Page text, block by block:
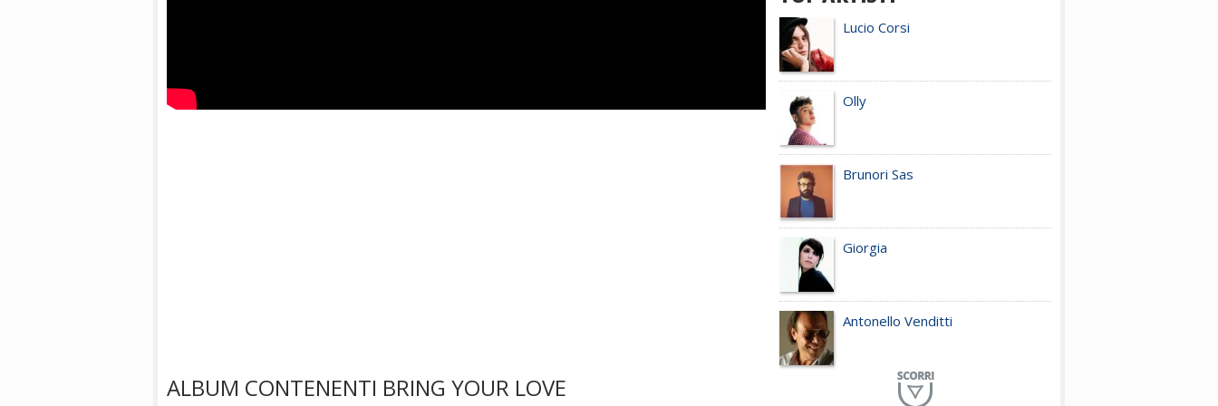
ALBUM CONTENENTI BRING YOUR LOVE
Lucio Corsi
Olly
Brunori Sas
Giorgia
Antonello Venditti
Planet Funk